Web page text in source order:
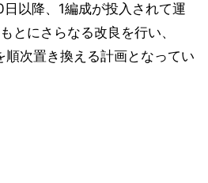
以降、1編成が投入されて運
とにさらなる改良を行い、
次置き換える計画となってい